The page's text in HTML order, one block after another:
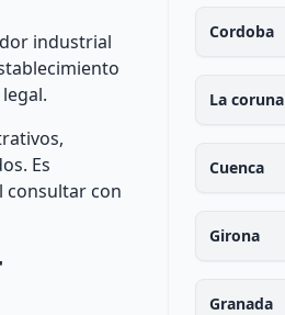
industrial
Es
consultar con
Cordoba
La coruna
Cuenca
Girona
Granada